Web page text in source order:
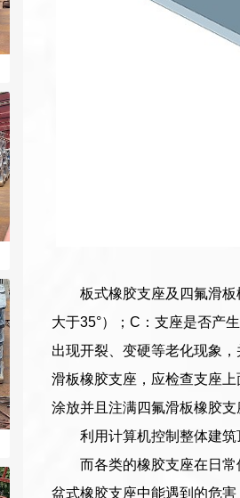
板式橡胶支座及四氟滑
大于35°）；C：支座是否产
出现开裂、变硬等老化现象
滑板橡胶支座，应检查支座
涂放并且注满四氟滑板橡胶支
利用计算机控制整体建
而各类的橡胶支座在日
盆式橡胶支座中能遇到的危害